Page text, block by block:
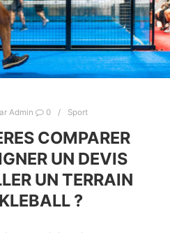
Admin 0 Sport
COMPARER
UN DEVIS
UN TERRAIN
?